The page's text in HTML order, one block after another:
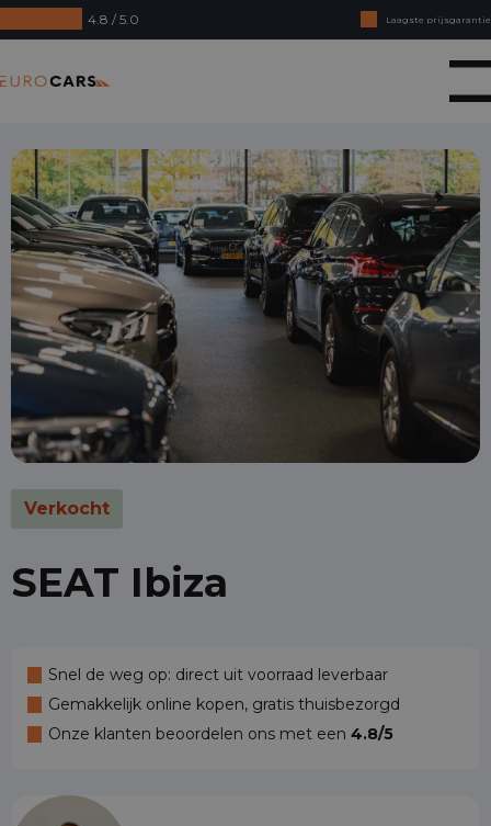
4.8 / 5.0
Laagste prijsgarantie
Online kopen, niet goed geld terug
Financial lease - Soepele acceptatie
Verkocht
SEAT Ibiza
Snel de weg op: direct uit voorraad leverbaar
Gemakkelijk online kopen, gratis thuisbezorgd
Onze klanten beoordelen ons met een 4.8/5